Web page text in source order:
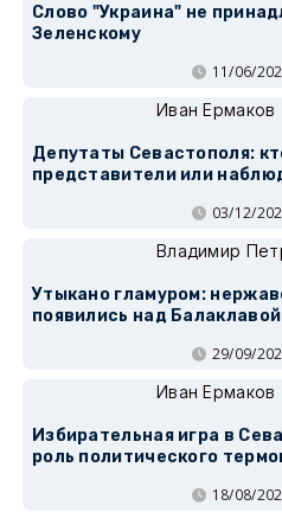
Слово "Украина" не
Зеленскому
11/06/
Иван Ермаков
Депутаты Севастополя:
представители или
03/12/
Владимир
Утыкано гламуром:
появились над Балаклавой
29/09/
Иван Ермаков
Избирательная игра в
роль политического
18/08/